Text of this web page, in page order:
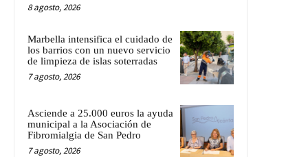
8 agosto, 2026
Marbella intensifica el cuidado de
los barrios con un nuevo servicio
de limpieza de islas soterradas
7 agosto, 2026
Asciende a 25.000 euros la ayuda
municipal a la Asociación de
Fibromialgia de San Pedro
7 agosto, 2026